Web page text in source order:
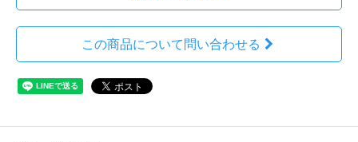
この商品について問い合わせる